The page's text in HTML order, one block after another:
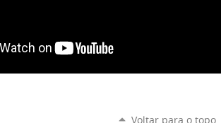
Voltar para o topo